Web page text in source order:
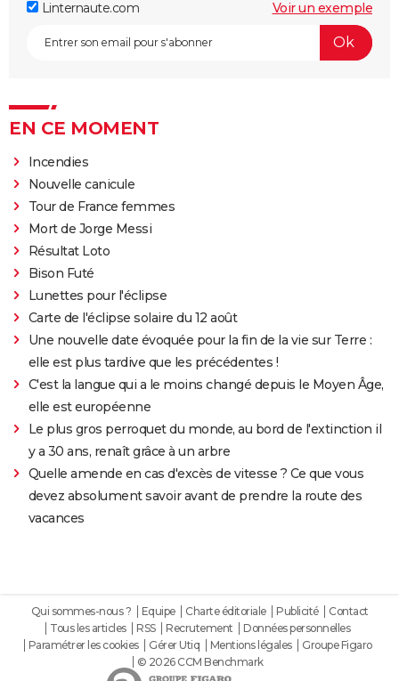
Linternaute.com Voir un exemple
EN CE MOMENT
Incendies
Nouvelle canicule
Tour de France femmes
Mort de Jorge Messi
Résultat Loto
Bison Futé
Lunettes pour l'éclipse
Carte de l'éclipse solaire du 12 août
Une nouvelle date évoquée pour la fin de la vie sur Terre :
elle est plus tardive que les précédentes !
C'est la langue qui a le moins changé depuis le Moyen Âge,
elle est européenne
Le plus gros perroquet du monde, au bord de l'extinction il
y a 30 ans, renaît grâce à un arbre
Quelle amende en cas d'excès de vitesse ? Ce que vous
devez absolument savoir avant de prendre la route des
vacances
Qui sommes-nous ? Equipe Charte éditoriale Publicité
Contact
Tous les articles
RSS Recrutement
Données personnelles
Paramétrer les cookies
Gérer Utiq Mentions légales
Groupe Figaro
© 2026 CCM Benchmark